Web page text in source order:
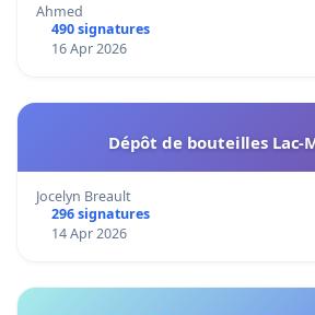
Ahmed
490 signatures
16 Apr 2026
Dépôt de bouteilles Lac-
Jocelyn Breault
296 signatures
14 Apr 2026